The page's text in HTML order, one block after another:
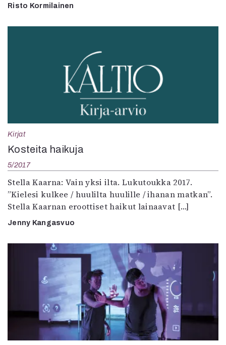
Risto Kormilainen
Kirjat
Kosteita haikuja
5/2017
Stella Kaarna: Vain yksi ilta. Lukutoukka 2017.
”Kielesi kulkee / huulilta huulille / ihanan matkan”.
Stella Kaarnan eroottiset haikut lainaavat […]
Jenny Kangasvuo